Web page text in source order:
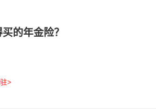
的年金险？
>